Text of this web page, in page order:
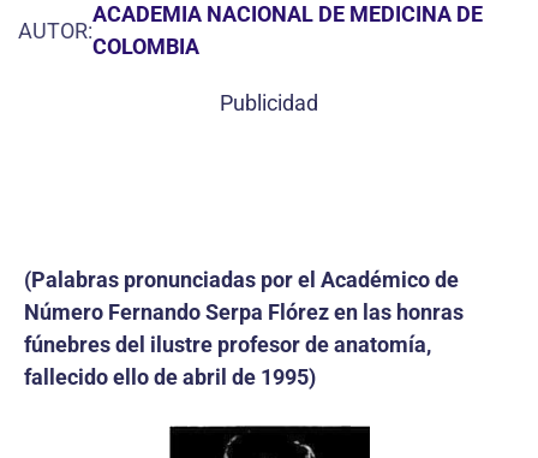
AUTOR:
ACADEMIA NACIONAL DE MEDICINA DE
COLOMBIA
Publicidad
(Palabras pronunciadas por el Académico de
Número Fernando Serpa Flórez en las honras
fúnebres del ilustre profesor de anatomía,
fallecido ello de abril de 1995)